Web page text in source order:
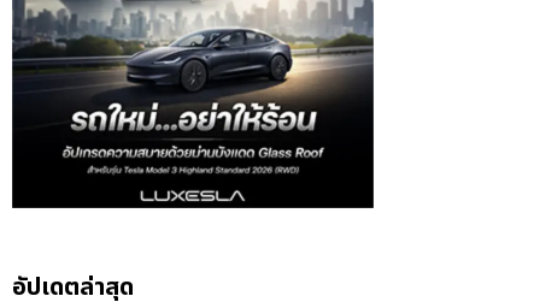
อัปเดตล่าสุด